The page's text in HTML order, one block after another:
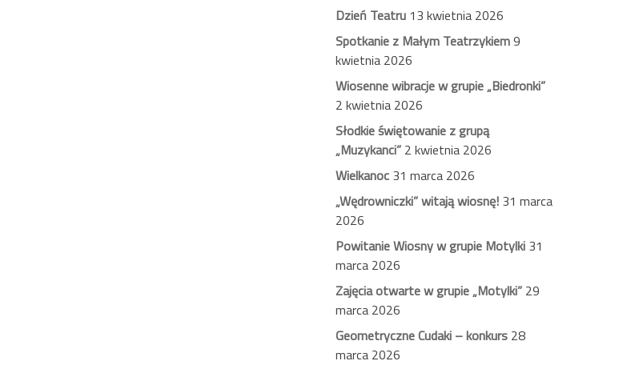
Dzień Teatru 13 kwietnia 2026
Spotkanie z Małym Teatrzykiem9
kwietnia 2026
Wiosenne wibracje w grupie „Biedronki”
2 kwietnia 2026
Słodkie świętowanie z grupą
„Muzykanci” 2 kwietnia 2026
Wielkanoc 31 marca 2026
„Wędrowniczki” witają wiosnę! 31 marca
2026
Powitanie Wiosny w grupie Motylki 31
marca 2026
Zajęcia otwarte w grupie „Motylki” 29
marca 2026
Geometryczne Cudaki – konkurs 28
marca 2026